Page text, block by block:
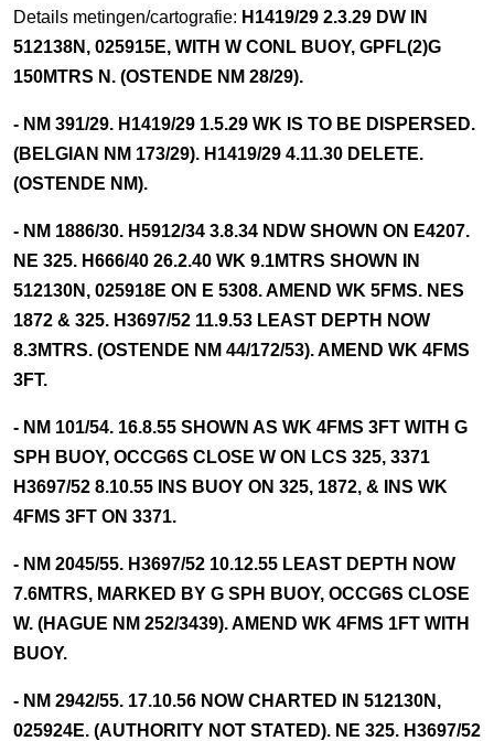
Details metingen/cartografie: H1419/29 2.3.29 DW IN
512138N, 025915E, WITH W CONL BUOY, GPFL(2)G
150MTRS N. (OSTENDE NM 28/29).
- NM 391/29. H1419/29 1.5.29 WK IS TO BE DISPERSED.
(BELGIAN NM 173/29). H1419/29 4.11.30 DELETE.
(OSTENDE NM).
- NM 1886/30. H5912/34 3.8.34 NDW SHOWN ON E4207.
NE 325. H666/40 26.2.40 WK 9.1MTRS SHOWN IN
512130N, 025918E ON E 5308. AMEND WK 5FMS. NES
1872 & 325. H3697/52 11.9.53 LEAST DEPTH NOW
8.3MTRS. (OSTENDE NM 44/172/53). AMEND WK 4FMS
3FT.
- NM 101/54. 16.8.55 SHOWN AS WK 4FMS 3FT WITH G
SPH BUOY, OCCG6S CLOSE W ON LCS 325, 3371
H3697/52 8.10.55 INS BUOY ON 325, 1872, & INS WK
4FMS 3FT ON 3371.
- NM 2045/55. H3697/52 10.12.55 LEAST DEPTH NOW
7.6MTRS, MARKED BY G SPH BUOY, OCCG6S CLOSE
W. (HAGUE NM 252/3439). AMEND WK 4FMS 1FT WITH
BUOY.
- NM 2942/55. 17.10.56 NOW CHARTED IN 512130N,
025924E. (AUTHORITY NOT STATED). NE 325. H3697/52